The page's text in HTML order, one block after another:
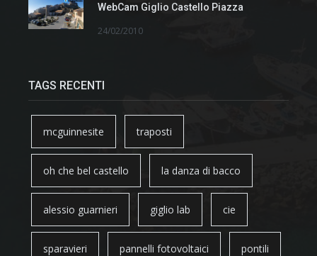
WebCam Giglio Castello Piazza
24/02/2010
TAGS RECENTI
mcguinnesite traposti
oh che bel castello la danza di bacco
alessio guarnieri giglio lab cie
sparavieri pannelli fotovoltaici pontili